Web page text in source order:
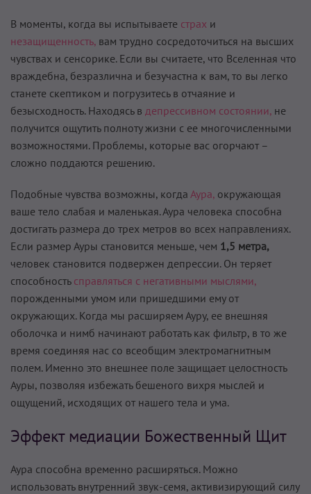
В моменты, когда вы испытываете страх и
незащищенность, вам трудно сосредоточиться на высших
чувствах и сенсорике. Если вы считаете, что Вселенная что
враждебна, безразлична и безучастна к вам, то вы легко
станете скептиком и погрузитесь в отчаяние и
безысходность. Находясь в депрессивном состоянии, не
получится ощутить полноту жизни с ее многочисленными
возможностями. Проблемы, которые вас огорчают –
сложно поддаются решению.
Подобные чувства возможны, когда Аура, окружающая
ваше тело слабая и маленькая. Аура человека способна
достигать размера до трех метров во всех направлениях.
Если размер Ауры становится меньше, чем 1,5 метра,
человек становится подвержен депрессии. Он теряет
способность справляться с негативными мыслями,
порожденными умом или пришедшими ему от
окружающих. Когда мы расширяем Ауру, ее внешняя
оболочка и нимб начинают работать как фильтр, в то же
время соединяя нас со всеобщим электромагнитным
полем. Именно это внешнее поле защищает целостность
Ауры, позволяя избежать бешеного вихря мыслей и
ощущений, исходящих от нашего тела и ума.
Эффект медиации Божественный Щит
Аура способна временно расширяться. Можно
использовать внутренний звук-семя, активизирующий силу